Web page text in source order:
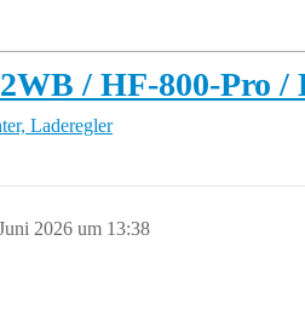
/ HF-800-Pro /
Laderegler
2026 um 13:38